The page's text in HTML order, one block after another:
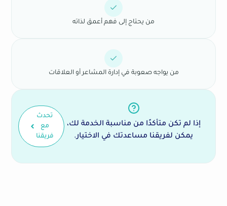
من يحتاج إلى فهم أعمق لذاته
من يواجه صعوبة في إدارة المشاعر أو العلاقات
إذا لم تكن متأكدًا من مناسبة الخدمة لك،
يمكن لفريقنا مساعدتك في الاختيار.
تحدث
مع
فريقنا